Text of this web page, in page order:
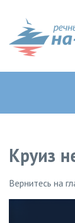
Круиз
Вернитесь на